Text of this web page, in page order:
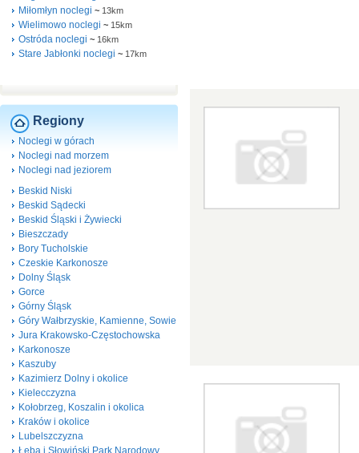
Miłomłyn noclegi ~ 13km
Wielimowo noclegi ~ 15km
Ostróda noclegi ~ 16km
Stare Jabłonki noclegi ~ 17km
Regiony
Noclegi w górach
Noclegi nad morzem
Noclegi nad jeziorem
Beskid Niski
Beskid Sądecki
Beskid Śląski i Żywiecki
Bieszczady
Bory Tucholskie
Czeskie Karkonosze
Dolny Śląsk
Gorce
Górny Śląsk
Góry Wałbrzyskie, Kamienne, Sowie
Jura Krakowsko-Częstochowska
Karkonosze
Kaszuby
Kazimierz Dolny i okolice
Kielecczyzna
Kołobrzeg, Koszalin i okolica
Kraków i okolice
Lubelszczyzna
Łeba i Słowiński Park Narodowy